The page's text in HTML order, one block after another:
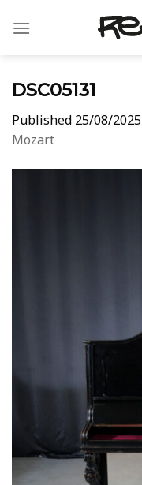
DSC05131
Published 25/08/2025
Mozart